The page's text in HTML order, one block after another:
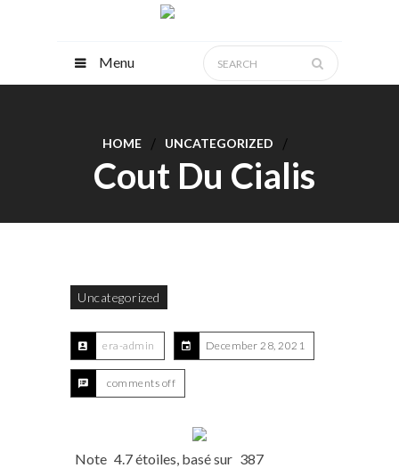
Menu
HOME UNCATEGORIZED
Cout Du Cialis
Uncategorized
era-admin December 28, 2021
comments off
Note 4.7étoiles, basé sur 387